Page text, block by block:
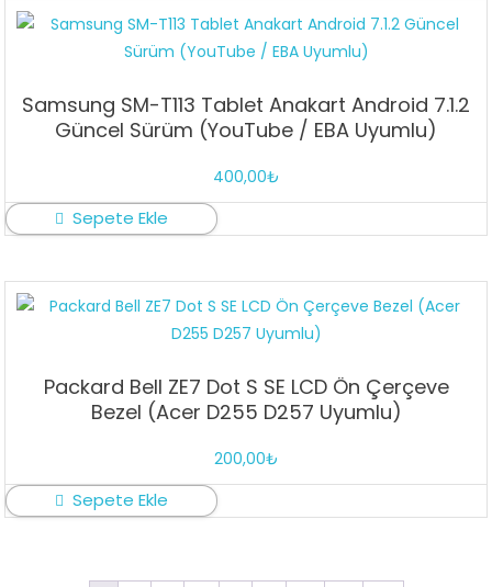
Samsung SM-T113 Tablet Anakart Android 7.1.2
Güncel Sürüm (YouTube / EBA Uyumlu)
400,00₺
Sepete Ekle
Packard Bell ZE7 Dot S SE LCD Ön Çerçeve
Bezel (Acer D255 D257 Uyumlu)
200,00₺
Sepete Ekle